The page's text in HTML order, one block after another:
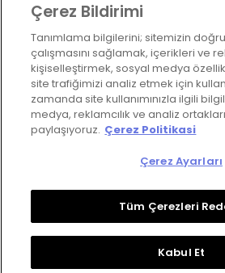
Bizi takip edin
KVKK Başvuru Formu
Çerez Politikası
Copyrights ©2026 Herkes İçin
TechnologyWonder
Çerez Bildirimi
Tanımlama bilgilerini; sitemizin
çalışmasını sağlamak, içerikleri ve
kişiselleştirmek, sosyal medya
site trafiğimizi analiz etmek için
zamanda site kullanımınızla ilgili
medya, reklamcılık ve analiz
paylaşıyoruz. Çerez Politikasi
Çerez Ayarları
Tüm Çerezleri
Kabul Et